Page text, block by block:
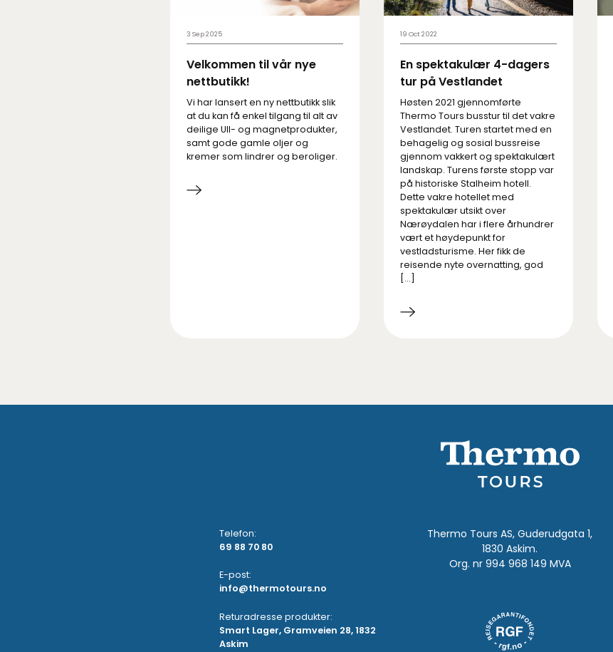
3 Sep 2025
Velkommen til vår nye
nettbutikk!
Vi har lansert en ny nettbutikk slik
at du kan få enkel tilgang til alt av
deilige Ull- og magnetprodukter,
samt gode gamle oljer og
kremer som lindrer og beroliger.
19 Oct 2022
En spektakulær 4-dagers
tur på Vestlandet
Høsten 2021 gjennomførte
Thermo Tours busstur til det vakre
Vestlandet. Turen startet med en
behagelig og sosial bussreise
gjennom vakkert og spektakulært
landskap. Turens første stopp var
på historiske Stalheim hotell.
Dette vakre hotellet med
spektakulær utsikt over
Nærøydalen har i flere århundrer
vært et høydepunkt for
vestladsturisme. Her fikk de
reisende nyte overnatting, god
[…]
Telefon:
69 88 70 80
E-post:
info@thermotours.no
Returadresse produkter:
Smart Lager, Gramveien 28, 1832
Askim
Thermo Tours AS, Guderudgata 1,
1830 Askim.
Org. nr 994 968 149 MVA